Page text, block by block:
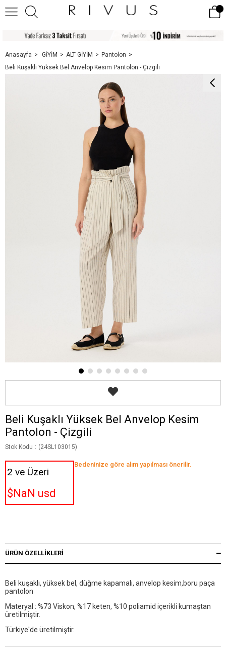
Anasayfa GİYİM ALT GİYİM
Pantolon
Beli Kuşaklı Yüksek Bel Anvelop Kesim Pantolon - Çizgili
Beli Kuşaklı Yüksek Bel Anvelop Kesim
Pantolon - Çizgili
Stok Kodu (24SL103015)
2 ve Üzeri
$NaN usd
Bedeninize göre alım yapılması önerilir.
ÜRÜN ÖZELLIKLERI
Beli kuşaklı, yüksek bel, düğme kapamalı, anvelop kesim,boru paça
pantolon
Materyal : %73 Viskon, %17 keten, %10 poliamid içerikli kumaştan
üretilmiştir.
Türkiye'de üretilmiştir.